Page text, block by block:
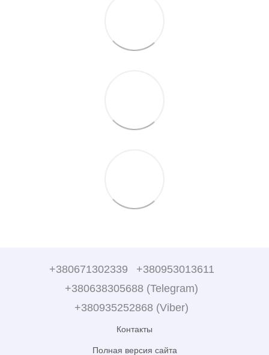
+380671302339
+380953013611
+380638305688 (Telegram)
+380935252868 (Viber)
Контакты
Полная версия сайта